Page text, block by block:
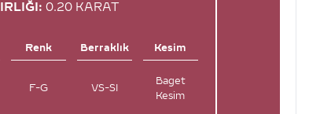
0.20 KARAT
Renk Berraklık Kesim
F-G VS-SI
Baget
Kesim